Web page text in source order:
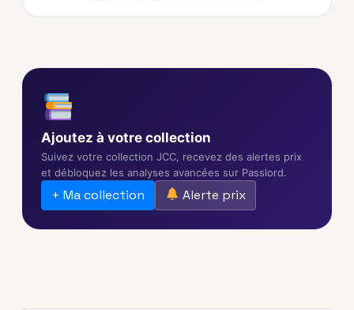
Ajoutez à votre collection
Suivez votre collection JCC, recevez des alertes prix
et débloquez les analyses avancées sur Passlord.
+ Ma collection Alerte prix